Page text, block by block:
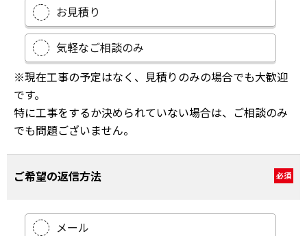
お見積り
気軽なご相談のみ
※現在工事の予定はなく、見積りのみの場合でも大歓迎
です。
特に工事をするか決められていない場合は、ご相談のみ
でも問題ございません。
ご希望の返信方法 必須
メール